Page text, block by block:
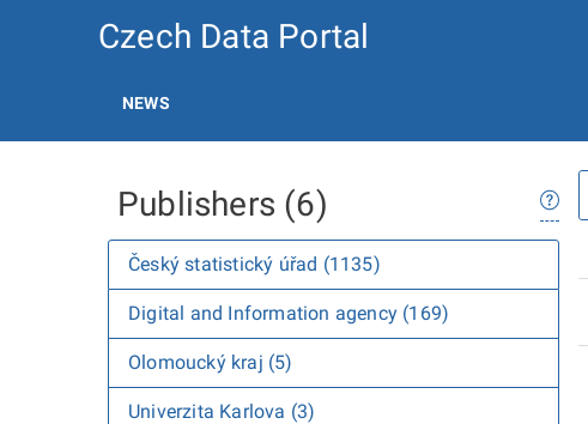
Czech Data Portal
NEWS
Publishers (6)
Český statistický úřad (1135)
Digital and Information agency (169)
Olomoucký kraj (5)
Univerzita Karlova (3)